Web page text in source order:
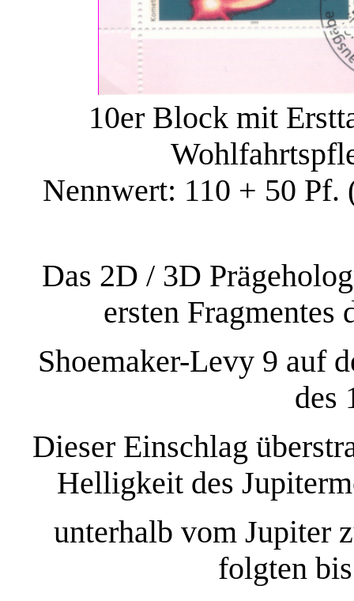
10er Block mit
Nennwert: 110 + 50
Das 2D / 3D
ersten Fragmentes
Shoemaker-Levy 9 auf
des
Dieser Einschlag
Helligkeit des
unterhalb vom Jupiter
folgten